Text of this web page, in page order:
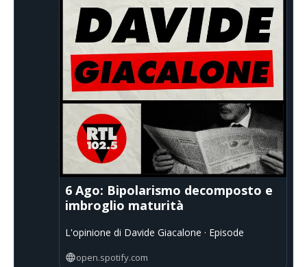
6 Ago: Bipolarismo decomposto e
imbroglio maturità
L'opinione di Davide Giacalone · Episode
open.spotify.com